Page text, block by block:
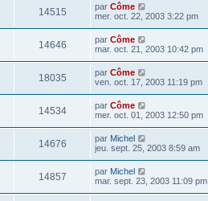
14515 par Côme
mer. oct. 22, 2003 3:22 pm
14646 par Côme
mar. oct. 21, 2003 10:42 pm
18035 par Côme
ven. oct. 17, 2003 11:19 pm
14534 par Côme
mer. oct. 01, 2003 12:50 pm
14676 par Michel
jeu. sept. 25, 2003 8:59 am
14857 par Michel
mar. sept. 23, 2003 11:09 pm